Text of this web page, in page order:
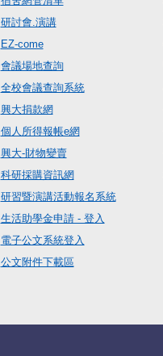
研討會.演講
EZ-come
會議場地查詢
全校會議查詢系統
興大捐款網
個人所得報帳e網
興大-財物變賣
科研採購資訊網
研習暨演講活動報名系統
生活助學金申請 - 登入
電子公文系統登入
公文附件下載區